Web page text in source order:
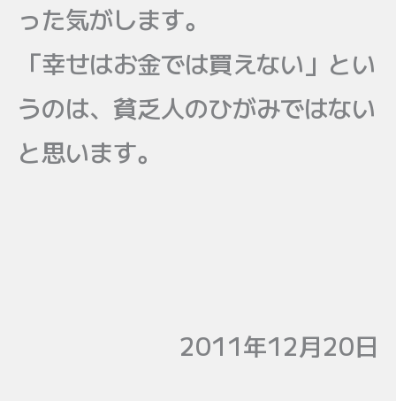
った気がします。
「幸せはお金では買えない」とい
うのは、貧乏人のひがみではない
と思います。
2011年12月20日